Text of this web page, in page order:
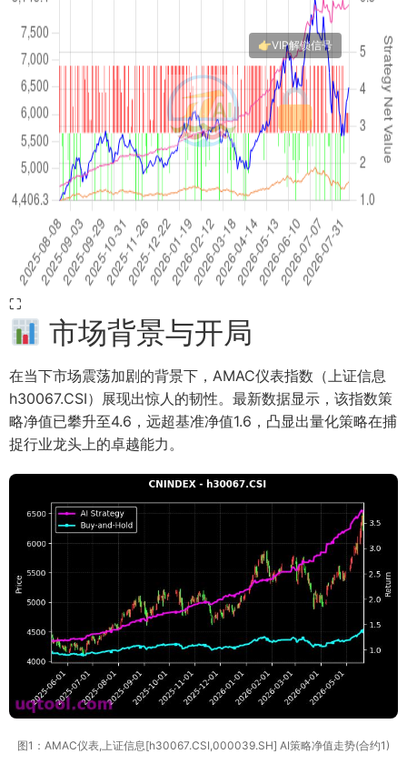
⛶
市场背景与开局
在当下市场震荡加剧的背景下，AMAC仪表指数（上证信息
h30067.CSI）展现出惊人的韧性。最新数据显示，该指数策
略净值已攀升至4.6，远超基准净值1.6，凸显出量化策略在捕
捉行业龙头上的卓越能力。
图1：AMAC仪表,上证信息[h30067.CSI,000039.SH] AI策略净值走势(合约1)